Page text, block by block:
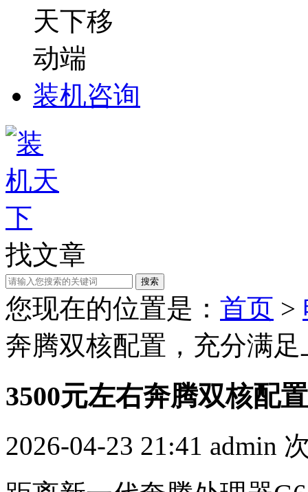
装机咨询
找文章
搜索
您现在的位置是： 首页 >
奔腾双核配置，充分满
3500元左右奔腾双核配
2026-04-23 21:41 admin